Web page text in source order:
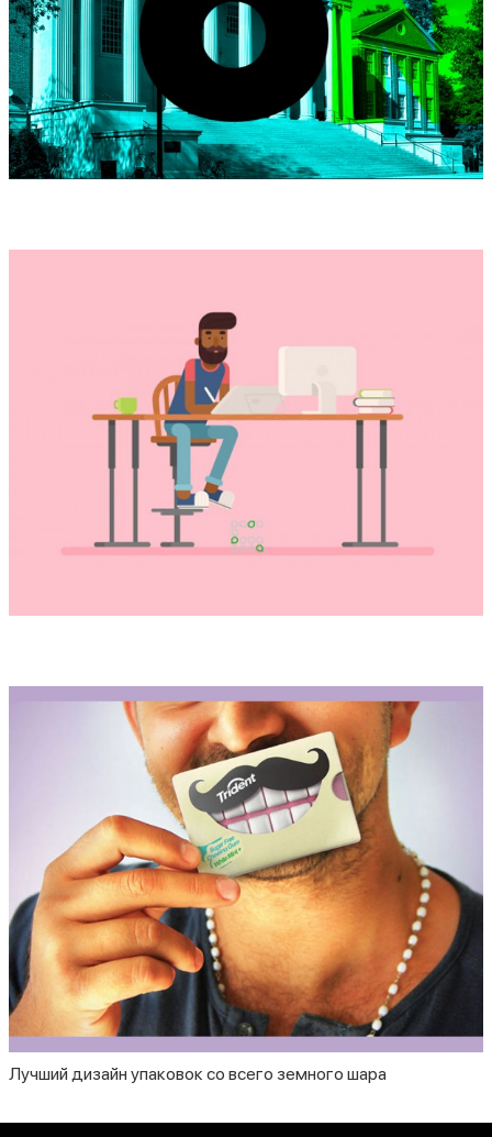
Лучший дизайн упаковок со всего земного шара